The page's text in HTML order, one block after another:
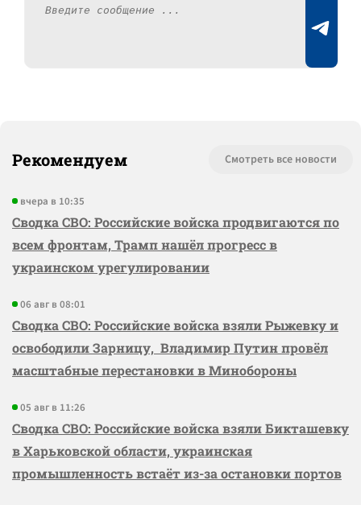
Рекомендуем Смотреть все новости
вчера в 10:35
Сводка СВО: Российские войска продвигаются по
всем фронтам, Трамп нашёл прогресс в
украинском урегулировании
06 авг в 08:01
Сводка СВО: Российские войска взяли Рыжевку и
освободили Зарницу, Владимир Путин провёл
масштабные перестановки в Минобороны
05 авг в 11:26
Сводка СВО: Российские войска взяли Бикташевку
в Харьковской области, украинская
промышленность встаёт из-за остановки портов